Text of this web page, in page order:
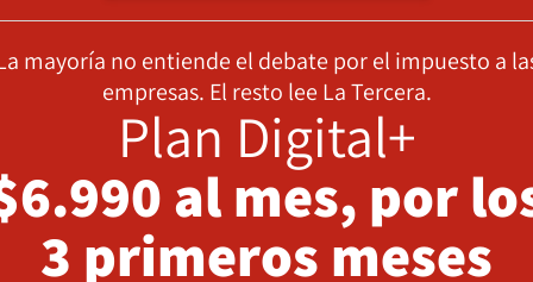
mayoría no entiende el debate por el impuesto a
empresas. El resto lee La Tercera.
Plan Digital+
al mes, por
3 primeros meses